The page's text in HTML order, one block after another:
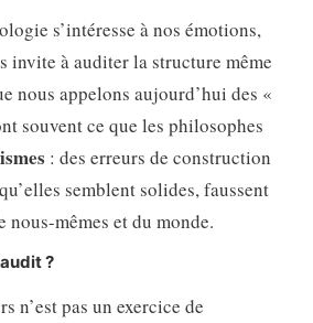
s’intéresse à nos émotions,
invite à auditer la structure même
nous appelons aujourd’hui des «
souvent ce que les philosophes
: des erreurs de construction
semblent solides, faussent
mêmes et du monde.
?
n’est pas un exercice de